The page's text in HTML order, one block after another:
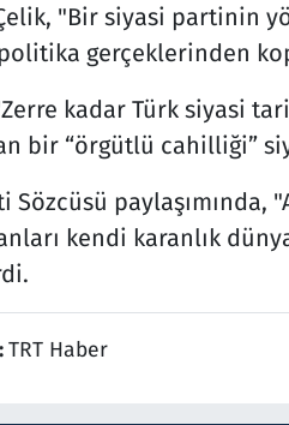
"Bir siyasi partinin
gerçeklerinden
kadar Türk siyasi
bir “örgütlü cahilliği”
Sözcüsü
kendi karanlık
TRT Haber